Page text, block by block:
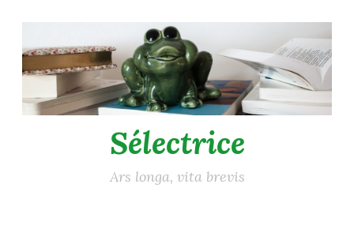
au
contenu
principal
Sélectrice
Ars longa, vita brevis